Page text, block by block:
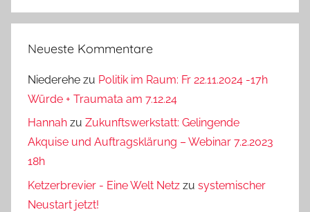
Neueste Kommentare
Niederehe zu Politik im Raum: Fr 22.11.2024 -17h
Würde + Traumata am 7.12.24
Hannah zu Zukunftswerkstatt: Gelingende
Akquise und Auftragsklärung – Webinar 7.2.2023
18h
Ketzerbrevier - Eine Welt Netz zu systemischer
Neustart jetzt!